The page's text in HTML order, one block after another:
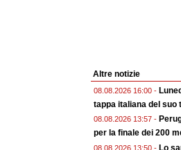
Altre notizie
08.08.2026 16:00 -
tappa italiana del suo
08.08.2026 13:57 -
per la finale dei 200
08.08.2026 13:50 - Lo